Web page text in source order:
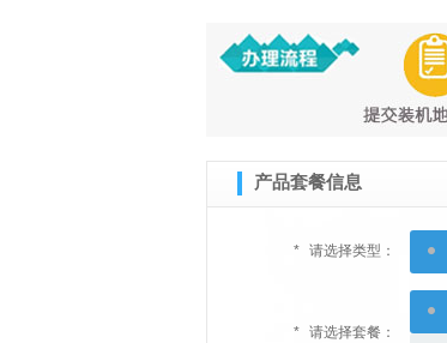
产品套餐信息
* 请选择类型：
* 请选择套餐：